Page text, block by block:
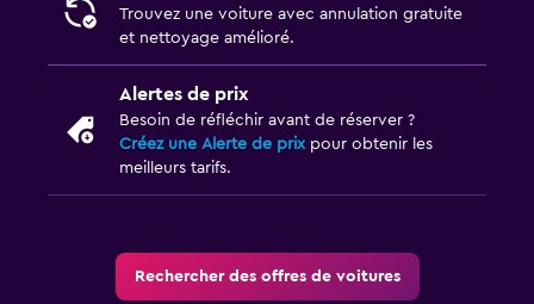
Trouvez une voiture avec annulation gratuite
et nettoyage amélioré.
Alertes de prix
Besoin de réfléchir avant de réserver ?
Créez une Alerte de prixpour obtenir les
meilleurs tarifs.
Rechercher des offres de voitures